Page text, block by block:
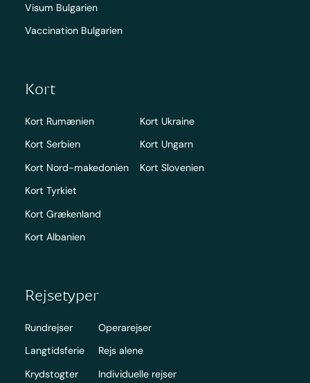
Visum Bulgarien
Vaccination Bulgarien
Kort
Kort Rumænien
Kort Serbien
Kort Nord-makedonien
Kort Tyrkiet
Kort Grækenland
Kort Albanien
Kort Ukraine
Kort Ungarn
Kort Slovenien
Rejsetyper
Rundrejser
Langtidsferie
Krydstogter
Operarejser
Rejs alene
Individuelle rejser